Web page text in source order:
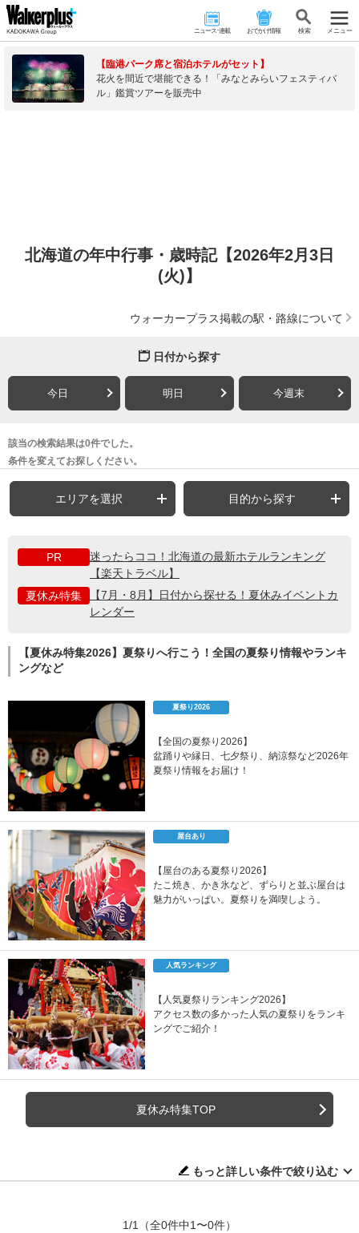
ニュース･連載 おでかけ情報 検 索 メニュー
【臨港パーク席と宿泊ホテルがセット】
花火を間近で堪能できる！「みなとみらいフェスティバ
ル」鑑賞ツアーを販売中
北海道の年中行事・歳時記【2026年2月3日
(火)】
ウォーカープラス掲載の駅・路線について
日付から探す
今日 明日 今週末
該当の検索結果は0件でした。
条件を変えてお探しください。
エリアを選択 目的から探す
PR
迷ったらココ！北海道の最新ホテルランキング
【楽天トラベル】
夏休み特集
【7月・8月】日付から探せる！夏休みイベントカ
レンダー
【夏休み特集2026】夏祭りへ行こう！全国の夏祭り情報やランキ
ングなど
夏祭り2026
【全国の夏祭り2026】
盆踊りや縁日、七夕祭り、納涼祭など2026年
夏祭り情報をお届け！
屋台あり
【屋台のある夏祭り2026】
たこ焼き、かき氷など、ずらりと並ぶ屋台は
魅力がいっぱい。夏祭りを満喫しよう。
人気ランキング
【人気夏祭りランキング2026】
アクセス数の多かった人気の夏祭りをランキ
ングでご紹介！
夏休み特集TOP
もっと詳しい条件で絞り込む
1/1 （全0件中1〜0件）